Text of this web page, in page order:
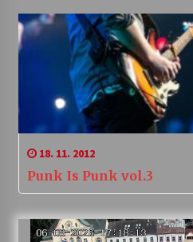
18. 11. 2012
Punk Is Punk vol.3